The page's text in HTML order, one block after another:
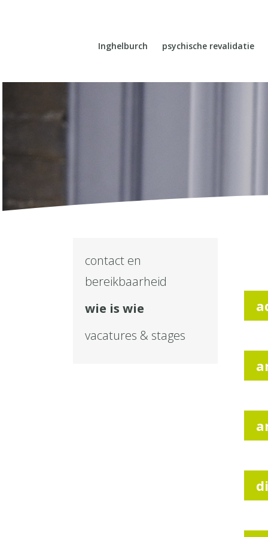
Inghelburch psychische revalidatie
contact en
bereikbaarheid
wie is wie
vacatures & stages